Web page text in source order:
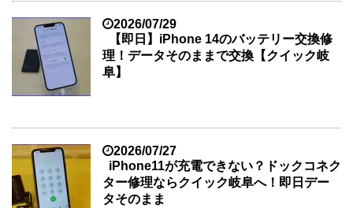
2026/07/29
【即日】iPhone 14のバッテリー交換修
理！データそのままで交換【クイック岐
阜】
2026/07/27
iPhone11が充電できない？ドックコネク
ター修理ならクイック岐阜へ！即日デー
タそのまま